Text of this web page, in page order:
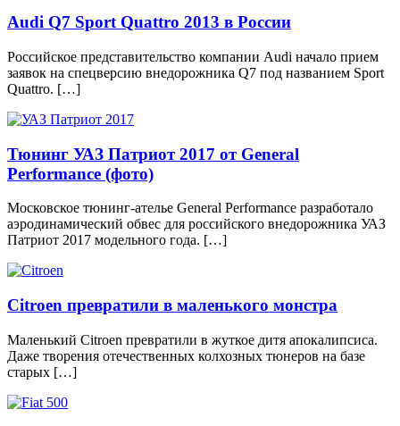
Audi Q7 Sport Quattro 2013 в России
Российское представительство компании Audi начало прием
заявок на спецверсию внедорожника Q7 под названием Sport
Quattro. […]
Тюнинг УАЗ Патриот 2017 от General
Performance (фото)
Московское тюнинг-ателье General Performance разработало
аэродинамический обвес для российского внедорожника УАЗ
Патриот 2017 модельного года. […]
Citroen превратили в маленького монстра
Маленький Citroen превратили в жуткое дитя апокалипсиса.
Даже творения отечественных колхозных тюнеров на базе
старых […]